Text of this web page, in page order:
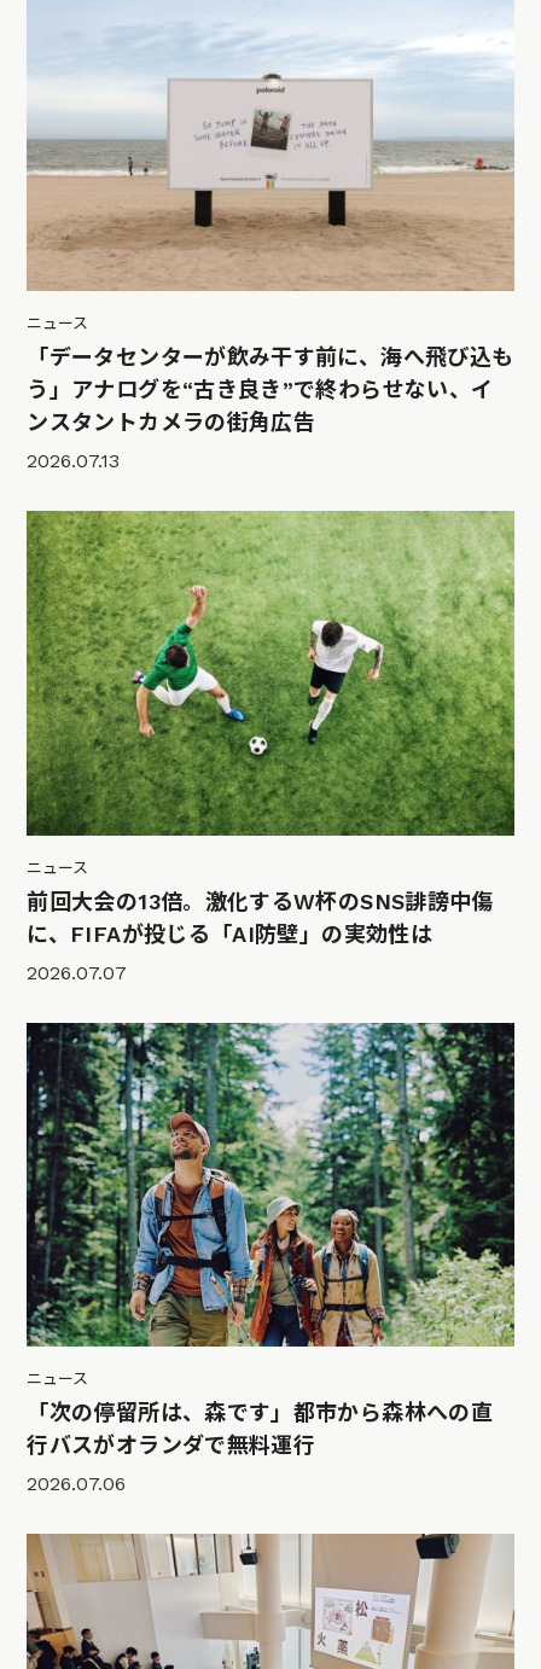
ニュース
「データセンターが飲み干す前に、海へ飛び込も
う」アナログを“古き良き”で終わらせない、イ
ンスタントカメラの街角広告
2026.07.13
ニュース
前回大会の13倍。激化するW杯のSNS誹謗中傷
に、FIFAが投じる「AI防壁」の実効性は
2026.07.07
ニュース
「次の停留所は、森です」都市から森林への直
行バスがオランダで無料運行
2026.07.06